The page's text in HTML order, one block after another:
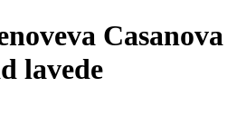
Casanova
lavede